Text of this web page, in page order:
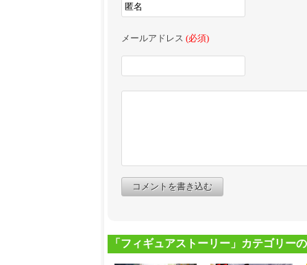
メールアドレス (必須)
コメントを書き込む
「フィギュアストーリー」カテゴリー